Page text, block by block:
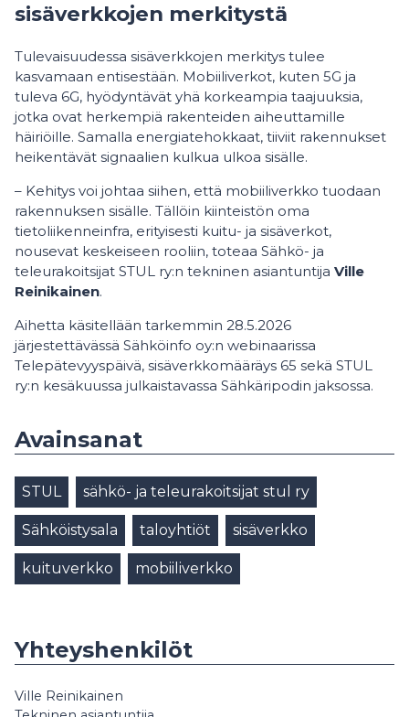
sisäverkkojen merkitystä
Tulevaisuudessa sisäverkkojen merkitys tulee
kasvamaan entisestään. Mobiiliverkot, kuten 5G ja
tuleva 6G, hyödyntävät yhä korkeampia taajuuksia,
jotka ovat herkempiä rakenteiden aiheuttamille
häiriöille. Samalla energiatehokkaat, tiiviit rakennukset
heikentävät signaalien kulkua ulkoa sisälle.
– Kehitys voi johtaa siihen, että mobiiliverkko tuodaan
rakennuksen sisälle. Tällöin kiinteistön oma
tietoliikenneinfra, erityisesti kuitu- ja sisäverkot,
nousevat keskeiseen rooliin, toteaa Sähkö- ja
teleurakoitsijat STUL ry:n tekninen asiantuntija Ville
Reinikainen.
Aihetta käsitellään tarkemmin 28.5.2026
järjestettävässä Sähköinfo oy:n webinaarissa
Telepätevyyspäivä, sisäverkkomääräys 65 sekä STUL
ry:n kesäkuussa julkaistavassa Sähkäripodin jaksossa.
Avainsanat
STUL sähkö- ja teleurakoitsijat stul ry
Sähköistysala taloyhtiöt sisäverkko
kuituverkko mobiiliverkko
Yhteyshenkilöt
Ville Reinikainen